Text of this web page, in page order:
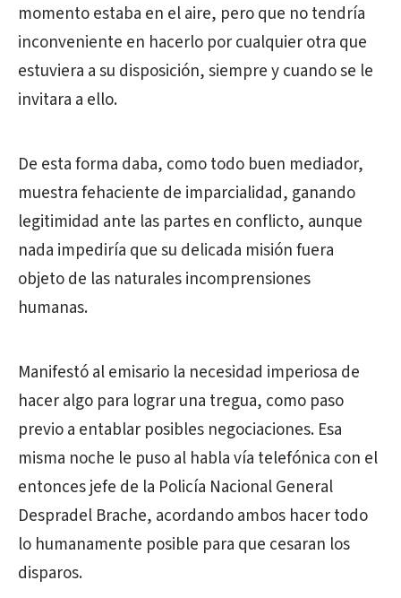
momento estaba en el aire, pero que no tendría
inconveniente en hacerlo por cualquier otra que
estuviera a su disposición, siempre y cuando se le
invitara a ello.
De esta forma daba, como todo buen mediador,
muestra fehaciente de imparcialidad, ganando
legitimidad ante las partes en conflicto, aunque
nada impediría que su delicada misión fuera
objeto de las naturales incomprensiones
humanas.
Manifestó al emisario la necesidad imperiosa de
hacer algo para lograr una tregua, como paso
previo a entablar posibles negociaciones. Esa
misma noche le puso al habla vía telefónica con el
entonces jefe de la Policía Nacional General
Despradel Brache, acordando ambos hacer todo
lo humanamente posible para que cesaran los
disparos.